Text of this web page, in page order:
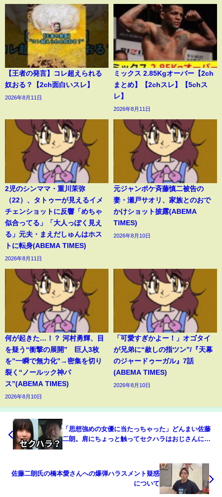
【王者の発言】コレ超えられる
奴おる？【2ch面白いスレ】
2026年8月11日
ミックス 2.85Kgオーバー【2ch
まとめ】【2chスレ】【5chス
レ】
2026年8月11日
2児のシンママ・重川茉弥
（22）、タトゥーが見えるイメ
チェンショットに反響「めちゃ
似合ってる」「大人っぽく見え
る」元夫・まえだしゅんはホス
トに転身(ABEMA TIMES)
2026年8月11日
元ジャンポケ斉藤慎二被告の
妻・瀬戸サオリ、家族とのおで
かけショット披露(ABEMA
TIMES)
2026年8月10日
何が起きた…！？ 河村勇輝、目
を疑う“衝撃の展開” 巨人3枚
を”一瞬で無力化”→密集を切り
裂く“ノールック神パ
ス”(ABEMA TIMES)
2026年8月10日
「可愛すぎかよー！」オゴタイ
が兄弟に“赦しの指ツン”/『天幕
のジャードゥーガル』7話
(ABEMA TIMES)
2026年8月10日
「思想強めの女優に当たっちゃった」どんまい佐藤
二朗。肩にちょっと触ってセクハラはおじさんに厳
いた佐藤二朗
佐藤二朗氏の橋本愛さんへの爆弾ハラスメント疑惑
について